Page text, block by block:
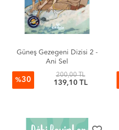
Güneş Gezegeni Dizisi 2 -
Ani Sel
%30
200,00 TL
139,10 TL